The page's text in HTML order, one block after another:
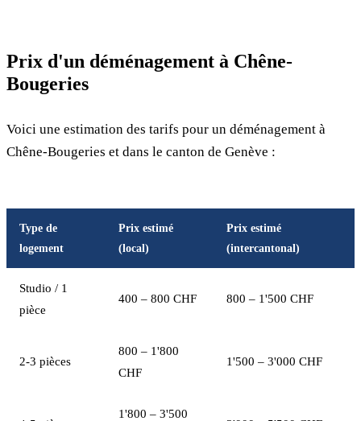
Prix d'un déménagement à Chêne-
Bougeries
Voici une estimation des tarifs pour un déménagement à
Chêne-Bougeries et dans le canton de Genève :
Type de
logement
Prix estimé
(local)
Prix estimé
(intercantonal)
Studio / 1
pièce
400 – 800 CHF 800 – 1'500 CHF
2-3 pièces
800 – 1'800
CHF
1'500 – 3'000 CHF
1'800 – 3'500